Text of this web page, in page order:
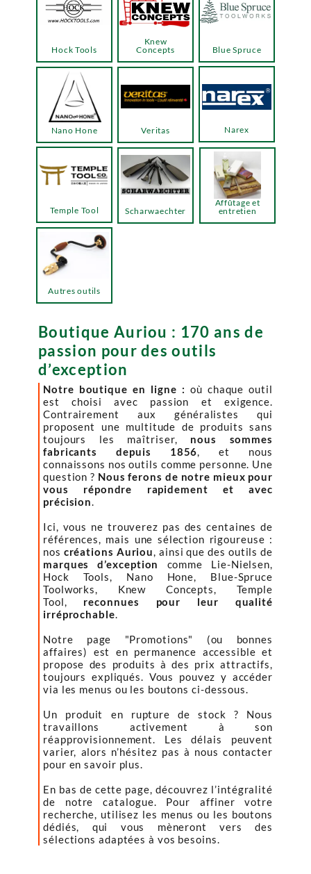
Boutique Auriou : 170 ans de
passion pour des outils
d’exception
Notre boutique en ligne : où chaque outil
est choisi avec passion et exigence.
Contrairement aux généralistes qui
proposent une multitude de produits sans
toujours les maîtriser, nous sommes
fabricants depuis 1856, et nous
connaissons nos outils comme personne. Une
question ? Nous ferons de notre mieux pour
vous répondre rapidement et avec
précision.
Ici, vous ne trouverez pas des centaines de
références, mais une sélection rigoureuse :
nos créations Auriou, ainsi que des outils de
marques d’exception
comme Lie-Nielsen,
Hock Tools, Nano Hone, Blue-Spruce
Toolworks, Knew Concepts, Temple
Tool, reconnues pour leur qualité
irréprochable.
Notre page "Promotions" (ou bonnes
affaires) est en permanence accessible et
propose des produits à des prix attractifs,
toujours expliqués. Vous pouvez y accéder
via les menus ou les boutons ci-dessous.
Un produit en rupture de stock ? Nous
travaillons activement à son
réapprovisionnement. Les délais peuvent
varier, alors n’hésitez pas à nous contacter
pour en savoir plus.
En bas de cette page, découvrez l’intégralité
de notre catalogue. Pour affiner votre
recherche, utilisez les menus ou les boutons
dédiés, qui vous mèneront vers des
sélections adaptées à vos besoins.
Hock Tools
Knew
Concepts
Temple Tool
Blue Spruce
Narex
Veritas
Nano Hone
Autres outils
Scharwaechter
Affûtage et
entretien